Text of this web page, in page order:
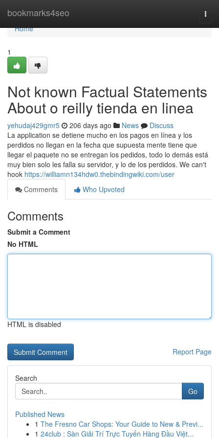
bookmarks4seo
Home
Home
1
Not known Factual Statements
About o reilly tienda en linea
yehudaj429gmr5 206 days ago News
Discuss
La application se detiene mucho en los pagos en línea y los
perdidos no llegan en la fecha que supuesta mente tiene que
llegar el paquete no se entregan los pedidos, todo lo demás está
muy bien solo les falla su servidor, y lo de los perdidos. We can't
hook https://williamn134hdw0.thebindingwiki.com/user
Comments
Who Upvoted
Comments
Submit a Comment
No HTML
HTML is disabled
Report Page
Search
Go
Published News
1 The Fresno Car Shops: Your Guide to New & Previ...
1 24club : Sàn Giải Trí Trực Tuyến Hàng Đầu Việt...